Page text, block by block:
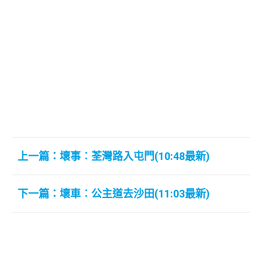
上一篇：壞事︰荃灣路入屯門(10:48最新)
下一篇：壞車︰公主道去沙田(11:03最新)